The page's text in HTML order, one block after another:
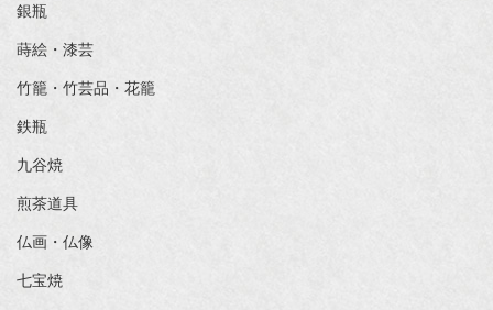
銀瓶
蒔絵・漆芸
竹籠・竹芸品・花籠
鉄瓶
九谷焼
煎茶道具
仏画・仏像
七宝焼